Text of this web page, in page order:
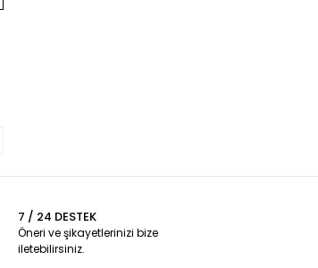
7 / 24 DESTEK
Öneri ve şikayetlerinizi bize
iletebilirsiniz.